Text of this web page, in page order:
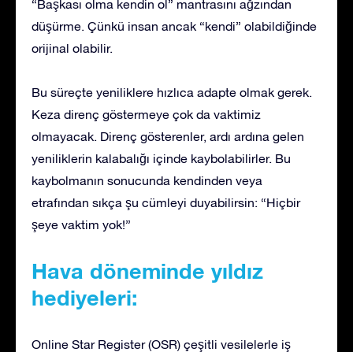
“Başkası olma kendin ol” mantrasını ağzından
düşürme. Çünkü insan ancak “kendi” olabildiğinde
orijinal olabilir.
Bu süreçte yeniliklere hızlıca adapte olmak gerek.
Keza direnç göstermeye çok da vaktimiz
olmayacak. Direnç gösterenler, ardı ardına gelen
yeniliklerin kalabalığı içinde kaybolabilirler. Bu
kaybolmanın sonucunda kendinden veya
etrafından sıkça şu cümleyi duyabilirsin: “Hiçbir
şeye vaktim yok!”
Hava döneminde yıldız
hediyeleri:
Online Star Register (OSR) çeşitli vesilelerle iş